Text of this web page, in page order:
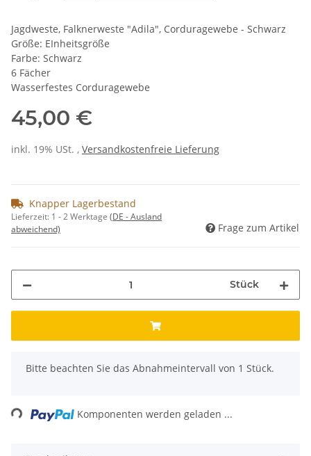
Jagdweste, Falknerweste "Adila", Corduragewebe - Schwarz
Größe: EInheitsgröße
Farbe: Schwarz
6 Fächer
Wasserfestes Corduragewebe
45,00 €
inkl. 19% USt. , Versandkostenfreie Lieferung
Knapper Lagerbestand
Lieferzeit: 1 - 2 Werktage (DE - Ausland
abweichend)
Frage zum Artikel
Stück
x
Bitte beachten Sie das Abnahmeintervall von 1 Stück.
Komponenten werden geladen ...